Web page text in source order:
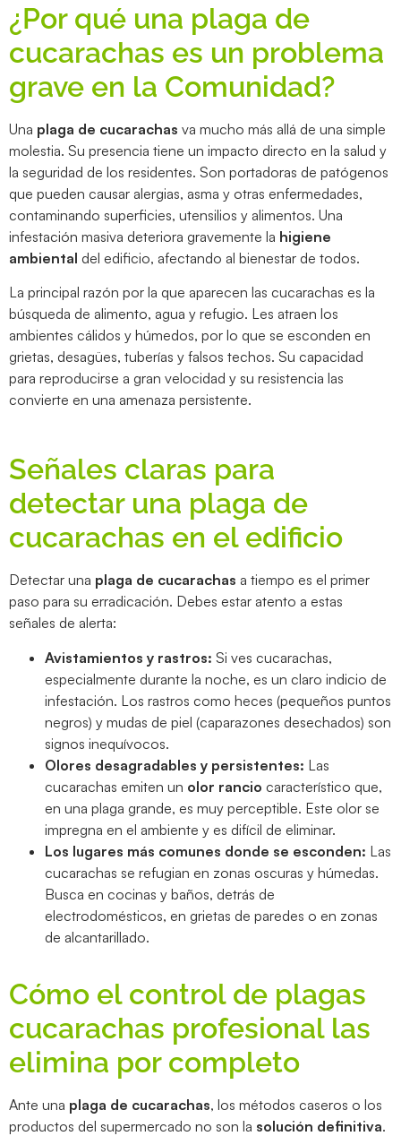
¿Por qué una plaga de
cucarachas es un problema
grave en la Comunidad?
Una plaga de cucarachas va mucho más allá de una simple
molestia. Su presencia tiene un impacto directo en la salud y
la seguridad de los residentes. Son portadoras de patógenos
que pueden causar alergias, asma y otras enfermedades,
contaminando superficies, utensilios y alimentos. Una
infestación masiva deteriora gravemente la higiene
ambiental del edificio, afectando al bienestar de todos.
La principal razón por la que aparecen las cucarachas es la
búsqueda de alimento, agua y refugio. Les atraen los
ambientes cálidos y húmedos, por lo que se esconden en
grietas, desagües, tuberías y falsos techos. Su capacidad
para reproducirse a gran velocidad y su resistencia las
convierte en una amenaza persistente.
Señales claras para
detectar una plaga de
cucarachas en el edificio
Detectar una plaga de cucarachas a tiempo es el primer
paso para su erradicación. Debes estar atento a estas
señales de alerta:
Avistamientos y rastros: Si ves cucarachas,
especialmente durante la noche, es un claro indicio de
infestación. Los rastros como heces (pequeños puntos
negros) y mudas de piel (caparazones desechados) son
signos inequívocos.
Olores desagradables y persistentes: Las
cucarachas emiten un olor rancio característico que,
en una plaga grande, es muy perceptible. Este olor se
impregna en el ambiente y es difícil de eliminar.
Los lugares más comunes donde se esconden: Las
cucarachas se refugian en zonas oscuras y húmedas.
Busca en cocinas y baños, detrás de
electrodomésticos, en grietas de paredes o en zonas
de alcantarillado.
Cómo el control de plagas
cucarachas profesional las
elimina por completo
Ante una plaga de cucarachas, los métodos caseros o los
productos del supermercado no son la solución definitiva.